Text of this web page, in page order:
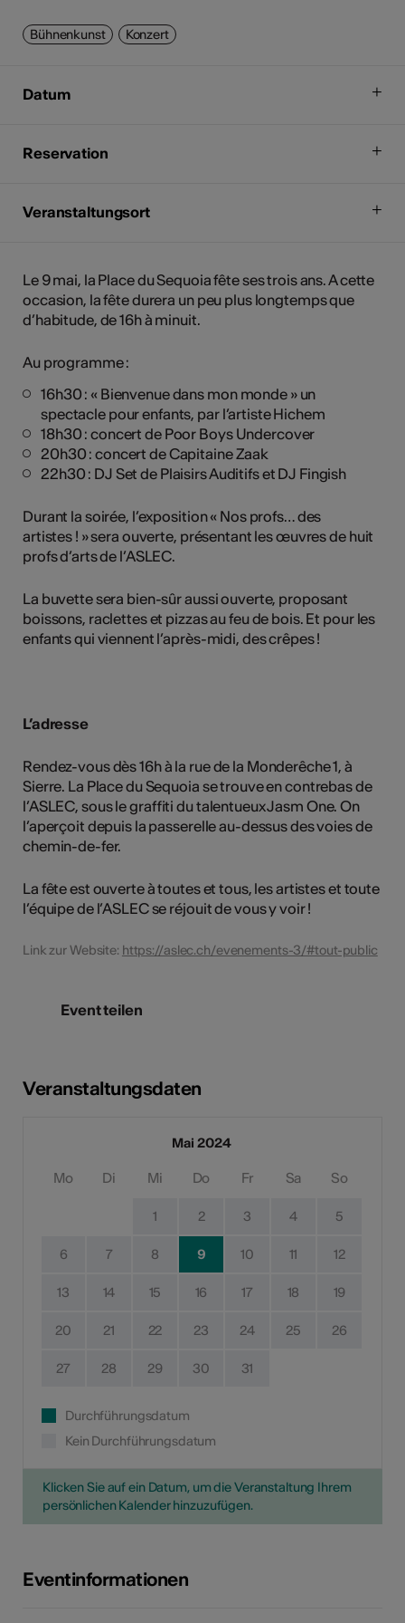
Bühnenkunst Konzert
Datum
Reservation
Veranstaltungsort
Le 9 mai, la Place du Sequoia fête ses trois ans. A cette
occasion, la fête durera un peu plus longtemps que
d’habitude, de 16h à minuit.
Au programme :
16h30 : « Bienvenue dans mon monde » un
spectacle pour enfants, par l’artiste Hichem
18h30 : concert de Poor Boys Undercover
20h30 : concert de Capitaine Zaak
22h30 : DJ Set de Plaisirs Auditifs et DJ Fingish
Durant la soirée, l’exposition « Nos profs… des
artistes ! » sera ouverte, présentant les œuvres de huit
profs d’arts de l’ASLEC.
La buvette sera bien-sûr aussi ouverte, proposant
boissons, raclettes et pizzas au feu de bois. Et pour les
enfants qui viennent l’après-midi, des crêpes !
L’adresse
Rendez-vous dès 16h à la rue de la Monderêche 1, à
Sierre. La Place du Sequoia se trouve en contrebas de
l’ASLEC, sous le graffiti du talentueux Jasm One. On
l’aperçoit depuis la passerelle au-dessus des voies de
chemin-de-fer.
La fête est ouverte à toutes et tous, les artistes et toute
l’équipe de l’ASLEC se réjouit de vous y voir !
Link zur Website: https://aslec.ch/evenements-3/#tout-public
Event teilen
Veranstaltungsdaten
Mai 2024
Mo Di Mi Do Fr Sa So
1 2 3 4 5
6 7 8 9 10 11 12
13 14 15 16 17 18 19
20 21 22 23 24 25 26
27 28 29 30 31
Durchführungsdatum
Kein Durchführungsdatum
Klicken Sie auf ein Datum, um die Veranstaltung Ihrem
persönlichen Kalender hinzuzufügen.
Eventinformationen